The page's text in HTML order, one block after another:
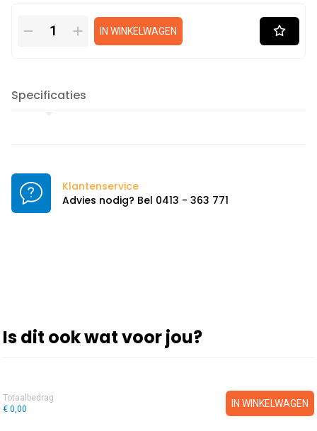
IN WINKELWAGEN
Specificaties
Klantenservice
Advies nodig? Bel 0413 - 363 771
Is dit ook wat voor jou?
Totaalbedrag
€ 0,00
IN WINKELWAGEN